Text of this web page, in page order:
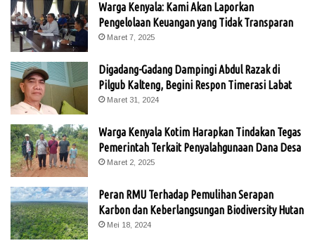
Warga Kenyala: Kami Akan Laporkan
Pengelolaan Keuangan yang Tidak Transparan
Maret 7, 2025
Digadang-Gadang Dampingi Abdul Razak di
Pilgub Kalteng, Begini Respon Timerasi Labat
Maret 31, 2024
Warga Kenyala Kotim Harapkan Tindakan Tegas
Pemerintah Terkait Penyalahgunaan Dana Desa
Maret 2, 2025
Peran RMU Terhadap Pemulihan Serapan
Karbon dan Keberlangsungan Biodiversity Hutan
Mei 18, 2024